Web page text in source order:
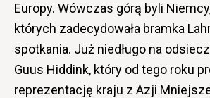
Europy. Wówczas górą byli
których zadecydowała bramka
spotkania. Już niedługo na
Guus Hiddink, który od tego roku
reprezentację kraju z Azji